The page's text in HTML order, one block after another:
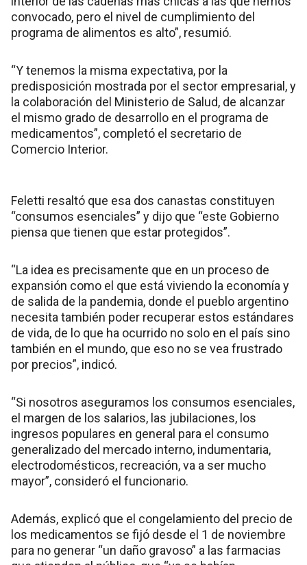
convocado, pero el nivel de cumplimiento del
programa de alimentos es alto”, resumió.
“Y tenemos la misma expectativa, por la
predisposición mostrada por el sector empresarial, y
la colaboración del Ministerio de Salud, de alcanzar
el mismo grado de desarrollo en el programa de
medicamentos”, completó el secretario de
Comercio Interior.
Feletti resaltó que esa dos canastas constituyen
“consumos esenciales” y dijo que “este Gobierno
piensa que tienen que estar protegidos”.
“La idea es precisamente que en un proceso de
expansión como el que está viviendo la economía y
de salida de la pandemia, donde el pueblo argentino
necesita también poder recuperar estos estándares
de vida, de lo que ha ocurrido no solo en el país sino
también en el mundo, que eso no se vea frustrado
por precios”, indicó.
“Si nosotros aseguramos los consumos esenciales,
el margen de los salarios, las jubilaciones, los
ingresos populares en general para el consumo
generalizado del mercado interno, indumentaria,
electrodomésticos, recreación, va a ser mucho
mayor”, consideró el funcionario.
Además, explicó que el congelamiento del precio de
los medicamentos se fijó desde el 1 de noviembre
para no generar “un daño gravoso” a las farmacias